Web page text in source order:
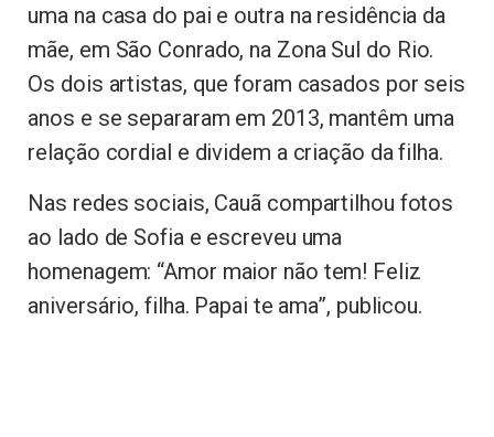
uma na casa do pai e outra na residência da
mãe, em São Conrado, na Zona Sul do Rio.
Os dois artistas, que foram casados por seis
anos e se separaram em 2013, mantêm uma
relação cordial e dividem a criação da filha.
Nas redes sociais, Cauã compartilhou fotos
ao lado de Sofia e escreveu uma
homenagem: “Amor maior não tem! Feliz
aniversário, filha. Papai te ama”, publicou.